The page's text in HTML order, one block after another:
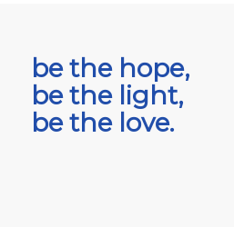
be the hope,
be the light,
be the love.